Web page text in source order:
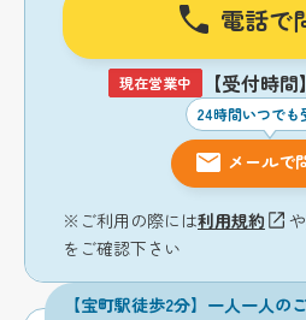
電話で
現在営業中 【受付時
24時間いつでも
メールで
※ご利用の際には利用規約 や
をご確認下さい
【宝町駅徒歩2分】一人一人の